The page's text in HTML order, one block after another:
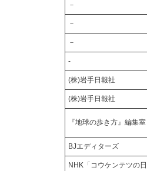
－
－
－
-
(株)岩手日報社
(株)岩手日報社
『地球の歩き方』編集室
BJエディターズ
NHK「コウケンテツの